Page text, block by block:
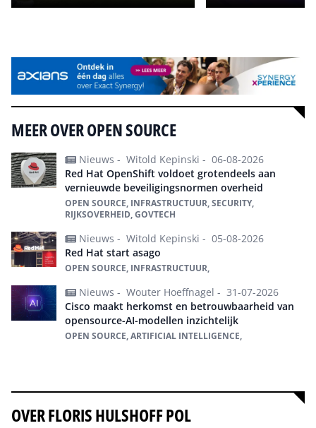
MEER OVER OPEN SOURCE
Nieuws - Witold Kepinski - 06-08-2026
Red Hat OpenShift voldoet grotendeels aan
vernieuwde beveiligingsnormen overheid
OPEN SOURCE, INFRASTRUCTUUR, SECURITY,
RIJKSOVERHEID, GOVTECH
Nieuws - Witold Kepinski - 05-08-2026
Red Hat start asago
OPEN SOURCE, INFRASTRUCTUUR,
Nieuws - Wouter Hoeffnagel - 31-07-2026
Cisco maakt herkomst en betrouwbaarheid van
opensource-AI-modellen inzichtelijk
OPEN SOURCE, ARTIFICIAL INTELLIGENCE,
OVER FLORIS HULSHOFF POL